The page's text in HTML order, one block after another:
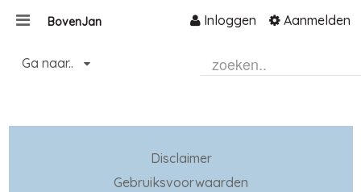
Inloggen Aanmelden
BovenJan
Home
Ga naar..
Disclaimer
Gebruiksvoorwaarden